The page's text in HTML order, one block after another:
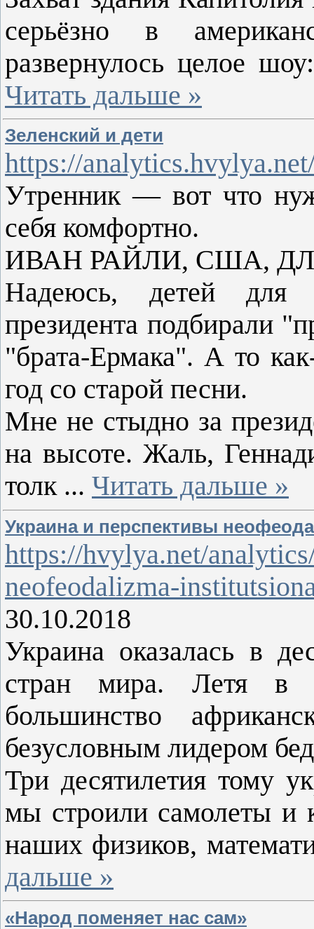
серьёзно в
развернулось целое
Читать дальше »
Зеленский и дети
https://
Утренник — вот что
себя комфортно.
ИВАН РАЙЛИ, США,
Надеюсь, детей для
президента подбирали
"брата-Ермака". А то
год со старой песни.
Мне не стыдно за
на высоте. Жаль,
толк ... Читать дальше »
Украина и перспективы
https://hvylya.net/
neofeodalizma-
30.10.2018
Украина оказалась в
стран мира. Летя в
большинство
безусловным лидером
Три десятилетия тому
мы строили самолеты и
наших физиков,
дальше »
«Народ поменяет нас сам»